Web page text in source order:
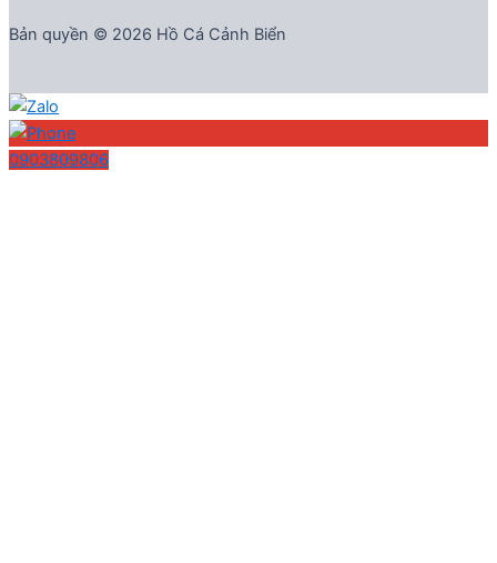
Bản quyền © 2026 Hồ Cá Cảnh Biển
0903809806